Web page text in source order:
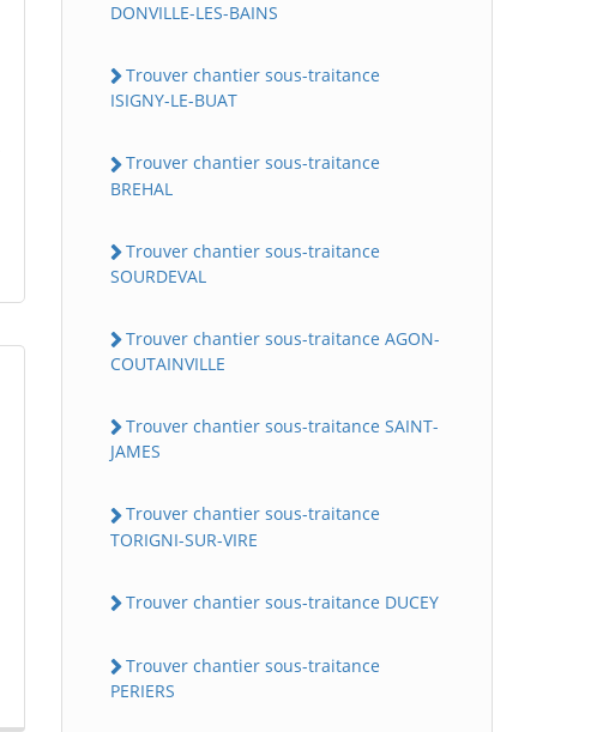
DONVILLE-LES-BAINS
Trouver chantier sous-traitance
ISIGNY-LE-BUAT
Trouver chantier sous-traitance
BREHAL
Trouver chantier sous-traitance
SOURDEVAL
Trouver chantier sous-traitance AGON-
COUTAINVILLE
Trouver chantier sous-traitance SAINT-
JAMES
Trouver chantier sous-traitance
TORIGNI-SUR-VIRE
Trouver chantier sous-traitance DUCEY
Trouver chantier sous-traitance
PERIERS